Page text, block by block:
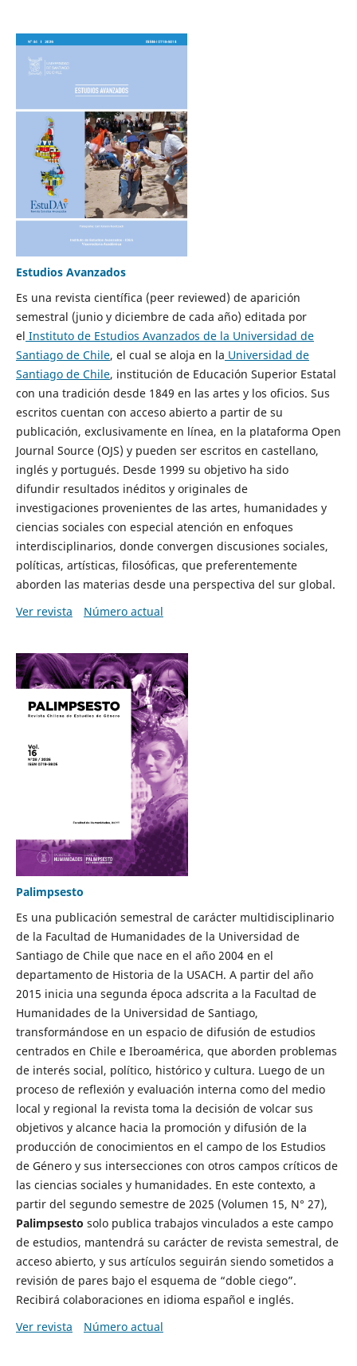
Estudios Avanzados
Es una revista científica (peer reviewed) de aparición
semestral (junio y diciembre de cada año) editada por
el Instituto de Estudios Avanzados de la Universidad de
Santiago de Chile, el cual se aloja en la Universidad de
Santiago de Chile, institución de Educación Superior Estatal
con una tradición desde 1849 en las artes y los oficios. Sus
escritos cuentan con acceso abierto a partir de su
publicación, exclusivamente en línea, en la plataforma Open
Journal Source (OJS) y pueden ser escritos en castellano,
inglés y portugués. Desde 1999 su objetivo ha sido
difundir resultados inéditos y originales de
investigaciones provenientes de las artes, humanidades y
ciencias sociales con especial atención en enfoques
interdisciplinarios, donde convergen discusiones sociales,
políticas, artísticas, filosóficas, que preferentemente
aborden las materias desde una perspectiva del sur global.
Ver revista
Número actual
Palimpsesto
Es una publicación semestral de carácter multidisciplinario
de la Facultad de Humanidades de la Universidad de
Santiago de Chile que nace en el año 2004 en el
departamento de Historia de la USACH. A partir del año
2015 inicia una segunda época adscrita a la Facultad de
Humanidades de la Universidad de Santiago,
transformándose en un espacio de difusión de estudios
centrados en Chile e Iberoamérica, que aborden problemas
de interés social, político, histórico y cultura. Luego de un
proceso de reflexión y evaluación interna como del medio
local y regional la revista toma la decisión de volcar sus
objetivos y alcance hacia la promoción y difusión de la
producción de conocimientos en el campo de los Estudios
de Género y sus intersecciones con otros campos críticos de
las ciencias sociales y humanidades. En este contexto, a
partir del segundo semestre de 2025 (Volumen 15, N° 27),
Palimpsesto solo publica trabajos vinculados a este campo
de estudios, mantendrá su carácter de revista semestral, de
acceso abierto, y sus artículos seguirán siendo sometidos a
revisión de pares bajo el esquema de “doble ciego”.
Recibirá colaboraciones en idioma español e inglés.
Ver revista
Número actual